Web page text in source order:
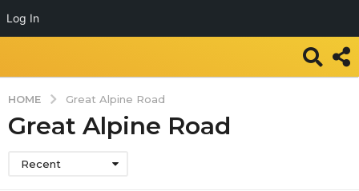
Log In
HOME Great Alpine Road
Great Alpine Road
Recent